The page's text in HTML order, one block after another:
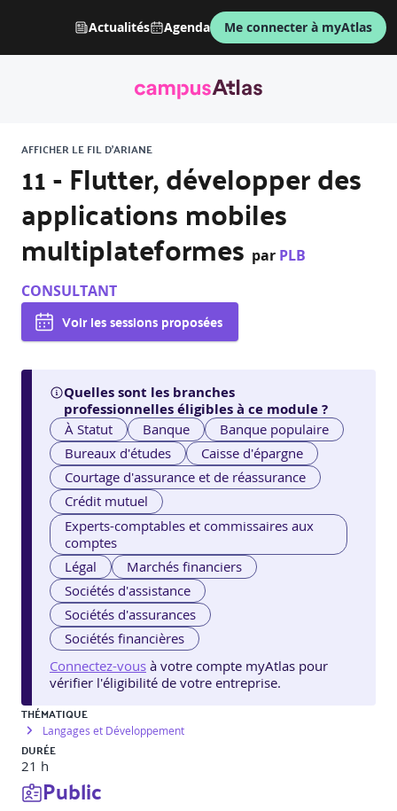
Actualités Agenda Me connecter à myAtlas
AFFICHER LE FIL D'ARIANE
11 - Flutter, développer des
applications mobiles
multiplateformes par PLB
CONSULTANT
Voir les sessions proposées
Quelles sont les branches
professionnelles éligibles à ce module ?
À Statut Banque
Banque populaire
Bureaux d'études
Caisse d'épargne
Courtage d'assurance et de réassurance
Crédit mutuel
Experts-comptables et commissaires aux
comptes
Légal
Marchés financiers
Sociétés d'assistance
Sociétés d'assurances
Sociétés financières
Connectez-vous à votre compte myAtlas pour
vérifier l'éligibilité de votre entreprise.
THÉMATIQUE
Langages et Développement
DURÉE
21 h
Public